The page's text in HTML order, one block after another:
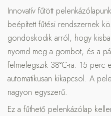
Innovatív fűtött
beépített fűtési rendszernek
gondoskodik arról, hogy
nyomd meg a gombot, és a
felmelegszik 38°C-ra. 15 perc
automatikusan kikapcsol. A
nagyon egyszerű.
Ez a fűthető pelenkázólap